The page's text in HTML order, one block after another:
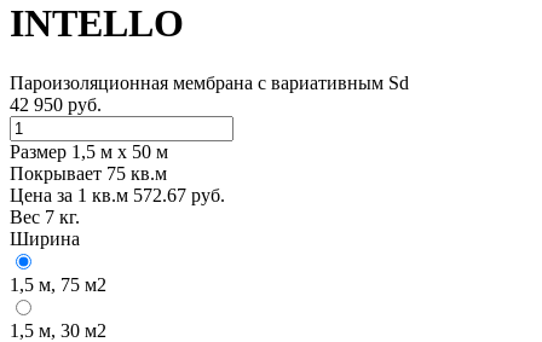
INTELLO
Пароизоляционная мембрана с вариативным Sd
42 950 руб.
Размер 1,5 м х 50 м
Покрывает 75 кв.м
Цена за 1 кв.м 572.67 руб.
Вес 7 кг.
Ширина
1,5 м, 75 м2
1,5 м, 30 м2